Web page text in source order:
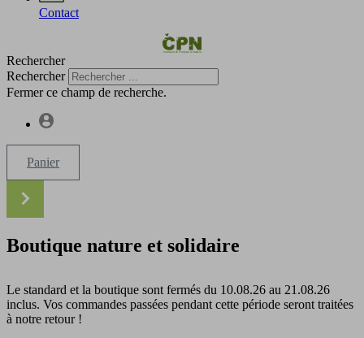
Contact
Rechercher
Rechercher
Fermer ce champ de recherche.
Panier
Boutique nature et solidaire
Le standard et la boutique sont fermés du 10.08.26 au 21.08.26
inclus. Vos commandes passées pendant cette période seront traitées
à notre retour !